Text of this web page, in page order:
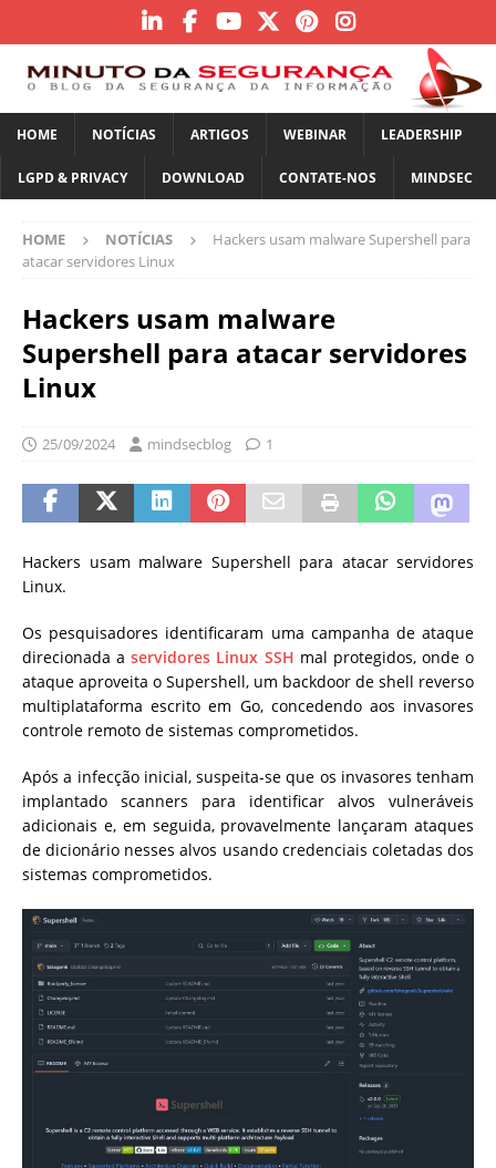
HOME NOTÍCIAS ARTIGOS WEBINAR LEADERSHIP
LGPD & PRIVACY DOWNLOAD CONTATE-NOS MINDSEC
HOME NOTÍCIAS
Hackers usam malware Supershell para
atacar servidores Linux
Hackers usam malware
Supershell para atacar servidores
Linux
25/09/2024 mindsecblog 1
Hackers usam malware Supershell para atacar servidores
Linux.
Os pesquisadores identificaram uma campanha de ataque
direcionada aservidores Linux SSH mal protegidos, onde o
ataque aproveita o Supershell, um backdoor de shell reverso
multiplataforma escrito em Go, concedendo aos invasores
controle remoto de sistemas comprometidos.
Após a infecção inicial, suspeita-se que os invasores tenham
implantado scanners para identificar alvos vulneráveis
adicionais e, em seguida, provavelmente lançaram ataques
de dicionário nesses alvos usando credenciais coletadas dos
sistemas comprometidos.